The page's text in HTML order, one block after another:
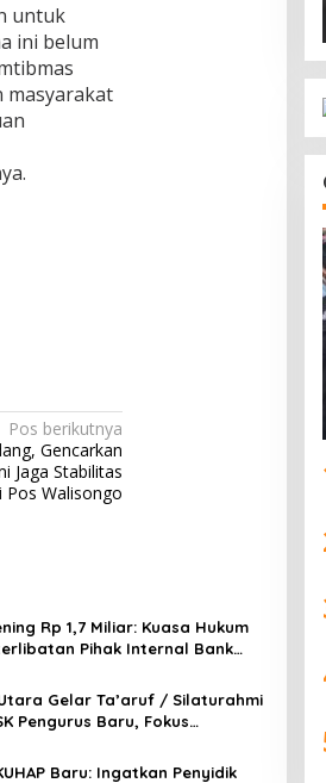
untuk
ini belum
masyarakat
Pos berikutnya
Gencarkan
Jaga Stabilitas
Pos Walisongo
Rp 1,7 Miliar: Kuasa Hukum
Pihak Internal Bank
Gelar Ta’aruf / Silaturahmi
Pengurus Baru, Fokus
Baru: Ingatkan Penyidik